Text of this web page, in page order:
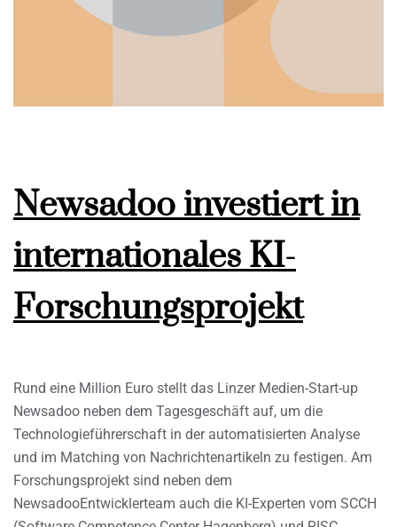
Newsadoo investiert in
internationales KI-
Forschungsprojekt
Rund eine Million Euro stellt das Linzer Medien-Start-up
Newsadoo neben dem Tagesgeschäft auf, um die
Technologieführerschaft in der automatisierten Analyse
und im Matching von Nachrichtenartikeln zu festigen. Am
Forschungsprojekt sind neben dem
NewsadooEntwicklerteam auch die KI-Experten vom SCCH